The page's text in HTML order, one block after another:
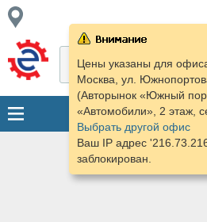
Цены указаны для
Москва, ул.
(Авторынок «Южный
«Автомобили», 2 этаж,
Выбрать другой офис
Ваш IP адрес
заблокирован.